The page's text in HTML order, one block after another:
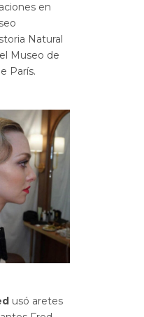
en
Natural
Museo de
París.
usó aretes